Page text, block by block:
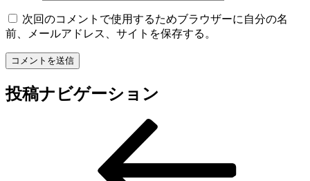
次回のコメントで使用するためブラウザーに自分の名
前、メールアドレス、サイトを保存する。
投稿ナビゲーション